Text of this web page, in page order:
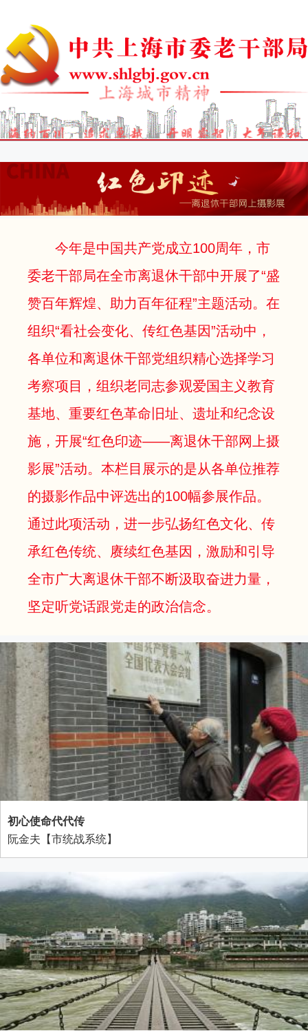
今年是中国共产党成立100周年，市
委老干部局在全市离退休干部中开展了“盛
赞百年辉煌、助力百年征程”主题活动。在
组织“看社会变化、传红色基因”活动中，
各单位和离退休干部党组织精心选择学习
考察项目，组织老同志参观爱国主义教育
基地、重要红色革命旧址、遗址和纪念设
施，开展“红色印迹——离退休干部网上摄
影展”活动。本栏目展示的是从各单位推荐
的摄影作品中评选出的100幅参展作品。
通过此项活动，进一步弘扬红色文化、传
承红色传统、赓续红色基因，激励和引导
全市广大离退休干部不断汲取奋进力量，
坚定听党话跟党走的政治信念。
初心使命代代传
阮金夫【市统战系统】